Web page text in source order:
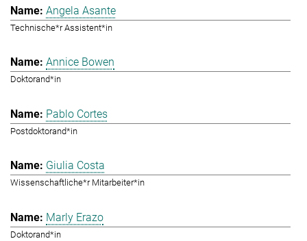
Angela Asante
Technische*r Assistent*in
Annice Bowen
Doktorand*in
Pablo Cortes
Postdoktorand*in
Giulia Costa
Wissenschaftliche*r Mitarbeiter*in
Marly Erazo
Doktorand*in